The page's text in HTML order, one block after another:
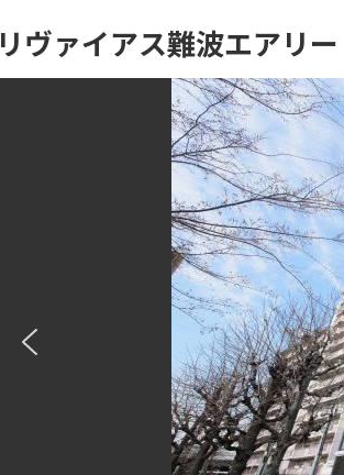
リヴァイアス難波エアリー